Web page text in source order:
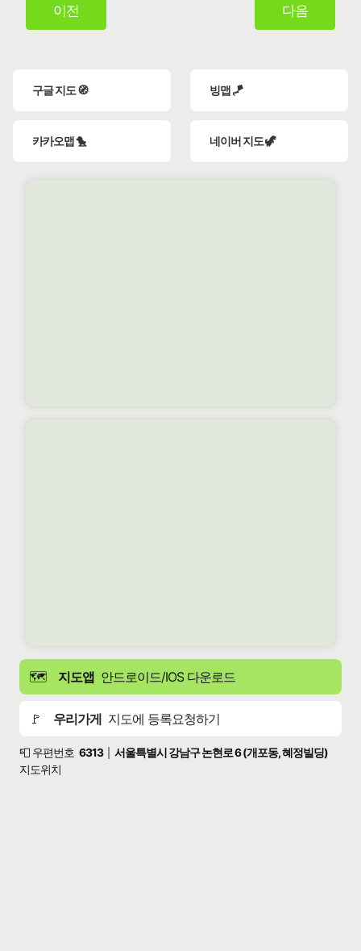
이전 다음
구글 지도 🧭 빙맵 🪁
카카오맵 🐤 네이버 지도 🦖
🗺️ 지도앱 안드로이드/IOS 다운로드
🚩 우리가게 지도에 등록요청하기
📮 우편번호 6313
서울특별시 강남구 논현로 6 (개포동, 혜정빌딩)
지도위치